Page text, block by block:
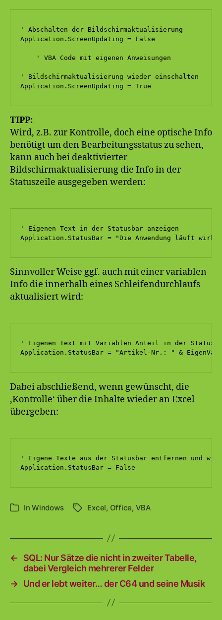
' Abschalten der Bildschirmaktualisierung
Application.ScreenUpdating = False
    ' VBA Code mit eigenen Anweisungen
' Bildschirmaktualisierung wieder einschalten
Application.ScreenUpdating = True
TIPP:
Wird, z.B. zur Kontrolle, doch eine optische Info
benötigt um den Bearbeitungsstatus zu sehen,
kann auch bei deaktivierter
Bildschirmaktualisierung die Info in der
Statuszeile ausgegeben werden:
' Eigenen Text in der Statusbar anzeigen
Application.StatusBar = "Die Anwendung läuft
Sinnvoller Weise ggf. auch mit einer variablen
Info die innerhalb eines Schleifendurchlaufs
aktualisiert wird:
' Eigenen Text mit Variablen Anteil in der
Application.StatusBar = "Artikel-Nr.: " &
Dabei abschließend, wenn gewünscht, die
‚Kontrolle‘ über die Inhalte wieder an Excel
übergeben:
' Eigene Texte aus der Statusbar entfernen und
Application.StatusBar = False
Kategorien
InWindows Schlagwörter
Excel, Office, VBA
←
SQL: Nur Sätze die nicht in zweiter Tabelle,
dabei Vergleich mehrerer Felder
→ Und er lebt weiter… der C64 und seine Musik